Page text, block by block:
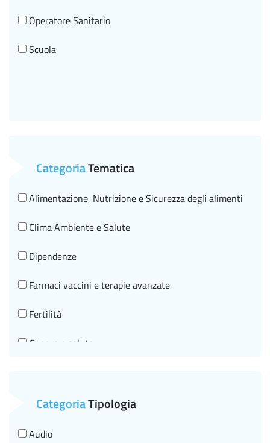
Operatore Sanitario
Scuola
CategoriaTematica
Alimentazione, Nutrizione e Sicurezza degli alimenti
Clima Ambiente e Salute
Dipendenze
Farmaci vaccini e terapie avanzate
Fertilità
Genere e salute
Malattie croniche e invecchiamento in salute
Malattie infettive HIV
CategoriaTipologia
Audio